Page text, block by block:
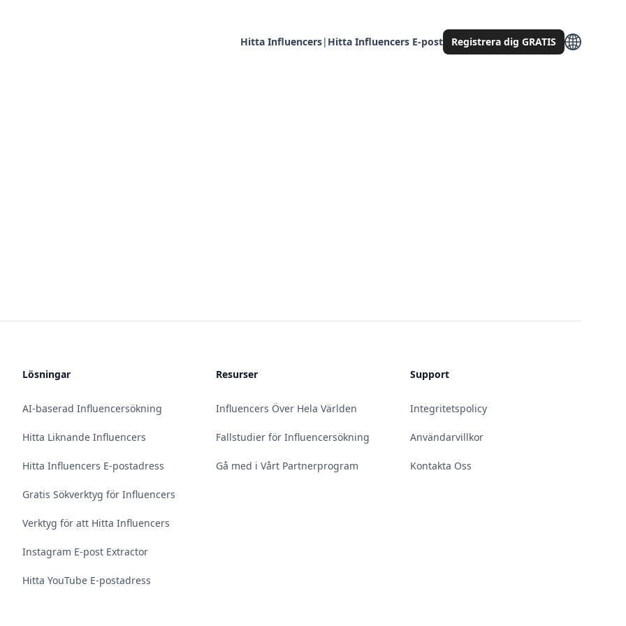
Hitta Influencers| Hitta Influencers E-post Registrera dig GRATIS
Lösningar
AI-baserad Influencersökning
Hitta Liknande Influencers
Hitta Influencers E-postadress
Gratis Sökverktyg för Influencers
Verktyg för att Hitta Influencers
Instagram E-post Extractor
Hitta YouTube E-postadress
Resurser
Influencers Över Hela Världen
Fallstudier för Influencersökning
Gå med i Vårt Partnerprogram
Support
Integritetspolicy
Användarvillkor
Kontakta Oss